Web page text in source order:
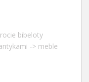
bibeloty
-> meble